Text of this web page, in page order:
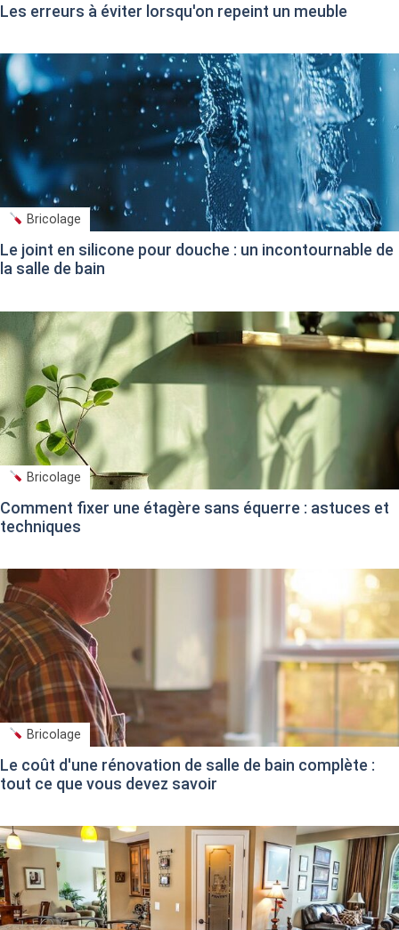
Les erreurs à éviter lorsqu'on repeint un meuble
Bricolage
Le joint en silicone pour douche : un incontournable de
la salle de bain
Bricolage
Comment fixer une étagère sans équerre : astuces et
techniques
Bricolage
Le coût d'une rénovation de salle de bain complète :
tout ce que vous devez savoir